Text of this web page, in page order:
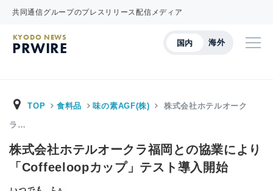
共同通信グループのプレスリリース配信メディア
国内 海外
KYODO NEWS
PRWIRE
TOP 食料品 味の素AGF(株) 株式会社ホテルオーク
ラ…
株式会社ホテルオークラ福岡との協業により
「Coffeeloopカップ」テスト導入開始